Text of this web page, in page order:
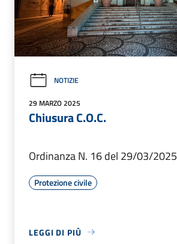
NOTIZIE
29 MARZO 2025
Chiusura C.O.C.
Ordinanza N. 16 del 29/03/2025
Protezione civile
LEGGI DI PIÙ